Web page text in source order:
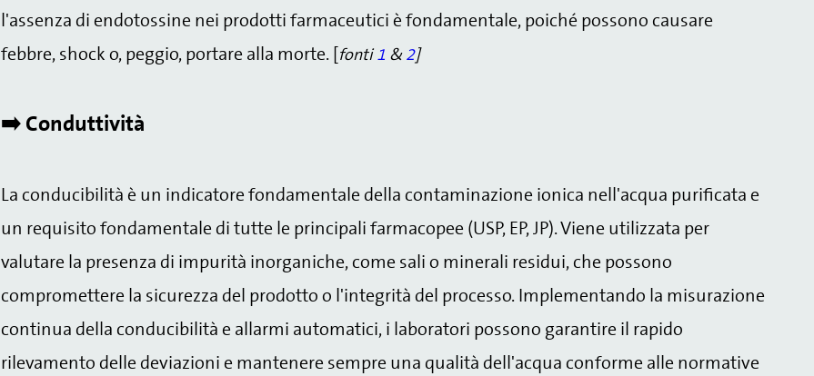
l'assenza di endotossine nei prodotti farmaceutici è fondamentale, poiché possono causare
febbre, shock o, peggio, portare alla morte. [fonti1 &2]
➡️ Conduttività
La conducibilità è un indicatore fondamentale della contaminazione ionica nell'acqua purificata e
un requisito fondamentale di tutte le principali farmacopee (USP, EP, JP). Viene utilizzata per
valutare la presenza di impurità inorganiche, come sali o minerali residui, che possono
compromettere la sicurezza del prodotto o l'integrità del processo. Implementando la misurazione
continua della conducibilità e allarmi automatici, i laboratori possono garantire il rapido
rilevamento delle deviazioni e mantenere sempre una qualità dell'acqua conforme alle normative